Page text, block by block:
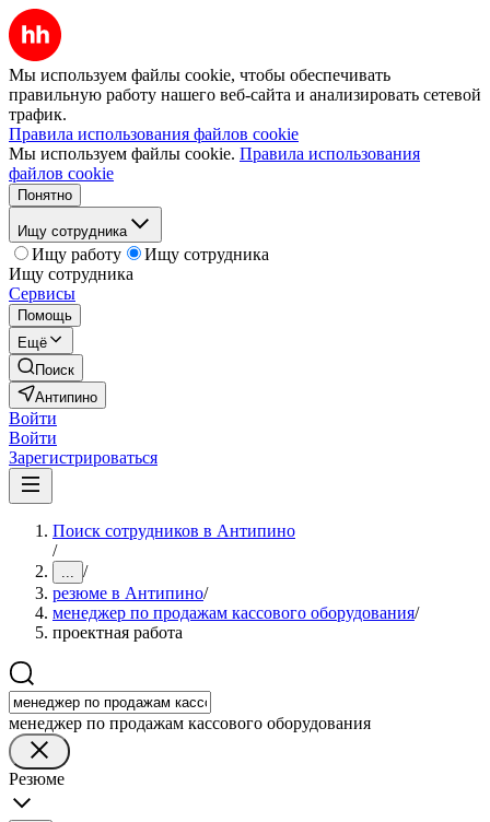
Мы используем файлы cookie, чтобы обеспечивать
правильную работу нашего веб-сайта и анализировать сетевой
трафик.
Правила использования файлов cookie
Мы используем файлы cookie. Правила использования
файлов cookie
Понятно
Ищу сотрудника
Ищу работу
Ищу сотрудника
Ищу сотрудника
Сервисы
Помощь
Ещё
Поиск
Антипино
Войти
Войти
Зарегистрироваться
Поиск сотрудников в Антипино
/
... /
резюме в Антипино/
менеджер по продажам кассового оборудования/
проектная работа
менеджер по продажам кассового оборудования
Резюме